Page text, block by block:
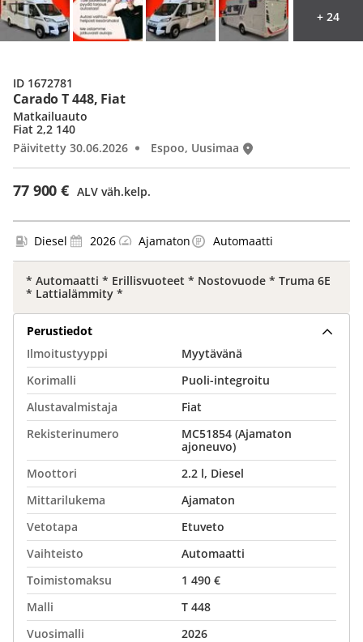
Carado T 448, Fiat
77 900 € ALV väh.kelp.
Matkailuauto
Fiat 2,2 140
Päivitetty 30.06.2026
Espoo, Uusimaa
ID 1672781
+ 24
Diesel 2026 Ajamaton Automaatti
* Automaatti * Erillisvuoteet * Nostovuode * Truma 6E
* Lattialämmity *
Perustiedot
Ilmoitustyyppi
Myytävänä
Korimalli
Puoli-integroitu
Alustavalmistaja
Fiat
Rekisterinumero
MC51854 (Ajamaton
ajoneuvo)
Moottori
2.2 l, Diesel
Mittarilukema
Ajamaton
Vetotapa
Etuveto
Vaihteisto
Automaatti
Toimistomaksu
1 490 €
Malli
T 448
Vuosimalli
2026